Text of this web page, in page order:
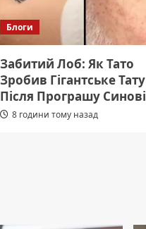
Блоги
Забитий Лоб: Як Тато
Зробив Гігантське Тату
Після Програшу Синові
8 години тому назад